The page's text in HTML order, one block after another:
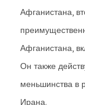
Афганистана,
Афганистана,
Он также
меньшинства в
Ирана.